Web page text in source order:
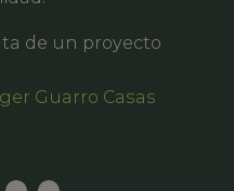
de un proyecto
Guarro Casas